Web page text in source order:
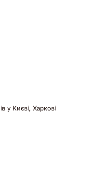
у Києві, Харкові